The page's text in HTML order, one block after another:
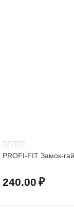
PROFI-FIT Замок-
240.00 ₽